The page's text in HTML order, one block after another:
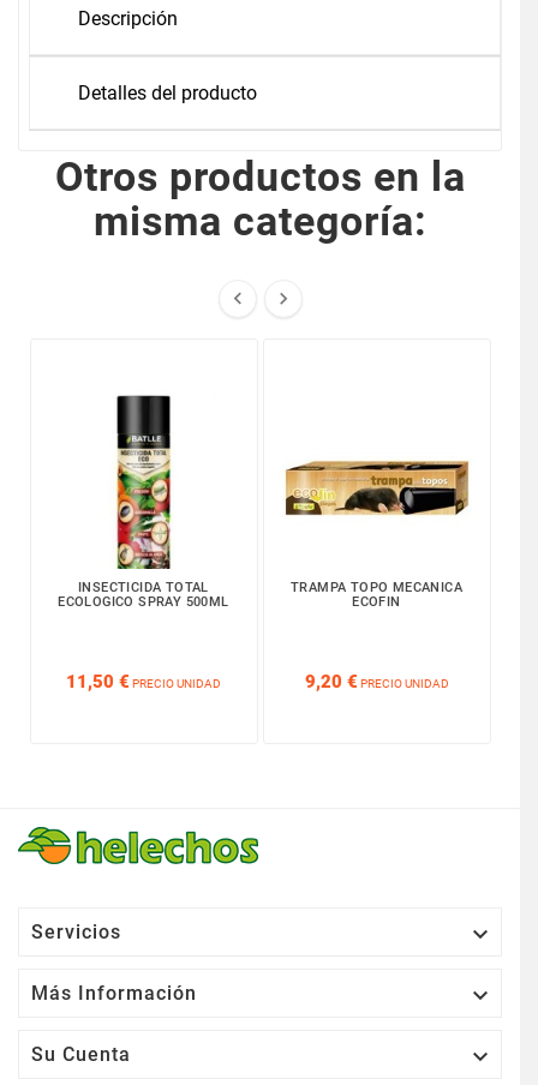
Descripción
Detalles del producto
Otros productos en la
misma categoría:
 
INSECTICIDA TOTAL
ECOLOGICO SPRAY 500ML
11,50 € PRECIO UNIDAD
TRAMPA TOPO MECANICA
ECOFIN
9,20 € PRECIO UNIDAD
Servicios 
Más Información 
Su Cuenta 